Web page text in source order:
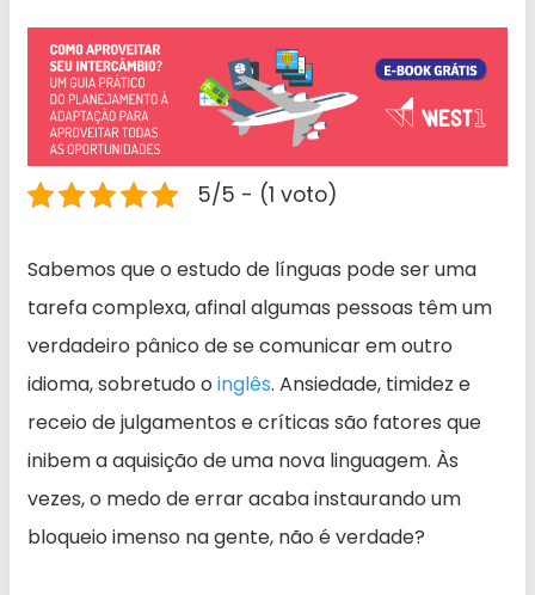
5/5 - (1 voto)
Sabemos que o estudo de línguas pode ser uma
tarefa complexa, afinal algumas pessoas têm um
verdadeiro pânico de se comunicar em outro
idioma, sobretudo o inglês. Ansiedade, timidez e
receio de julgamentos e críticas são fatores que
inibem a aquisição de uma nova linguagem. Às
vezes, o medo de errar acaba instaurando um
bloqueio imenso na gente, não é verdade?